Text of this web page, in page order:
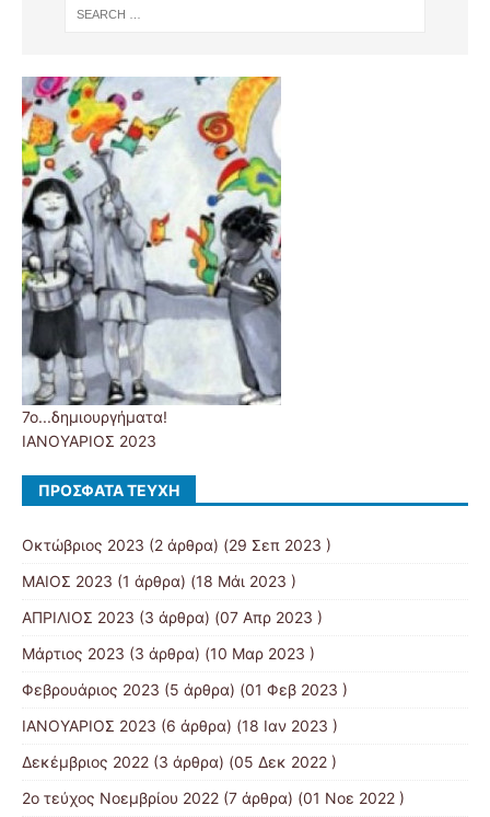
7ο...δημιουργήματα!
ΙΑΝΟΥΑΡΙΟΣ 2023
ΠΡΌΣΦΑΤΑ ΤΕΎΧΗ
Οκτώβριος 2023 (2 άρθρα) (29 Σεπ 2023 )
MAIOΣ 2023 (1 άρθρα) (18 Μάι 2023 )
ΑΠΡΙΛΙΟΣ 2023 (3 άρθρα) (07 Απρ 2023 )
Μάρτιος 2023 (3 άρθρα) (10 Μαρ 2023 )
Φεβρουάριος 2023 (5 άρθρα) (01 Φεβ 2023 )
ΙΑΝΟΥΑΡΙΟΣ 2023 (6 άρθρα) (18 Ιαν 2023 )
Δεκέμβριος 2022 (3 άρθρα) (05 Δεκ 2022 )
2ο τεύχος Νοεμβρίου 2022 (7 άρθρα) (01 Νοε 2022 )